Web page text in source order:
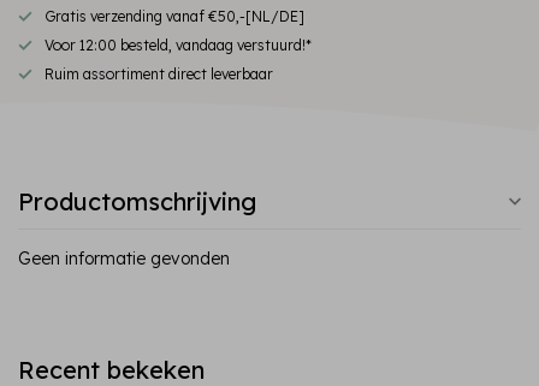
Gratis verzending vanaf €50,-[NL/DE]
Voor 12:00 besteld, vandaag verstuurd!*
Ruim assortiment direct leverbaar
Productomschrijving
Geen informatie gevonden
Recent bekeken